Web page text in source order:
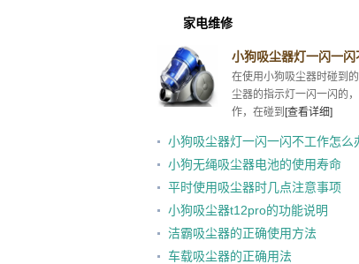
家电维修
小狗吸尘器灯一闪一闪
在使用小狗吸尘器时碰到
尘器的指示灯一闪一闪的
作，在碰到 [查看详细]
小狗吸尘器灯一闪一闪不工作怎么
小狗无绳吸尘器电池的使用寿命
平时使用吸尘器时几点注意事项
小狗吸尘器t12pro的功能说明
洁霸吸尘器的正确使用方法
车载吸尘器的正确用法